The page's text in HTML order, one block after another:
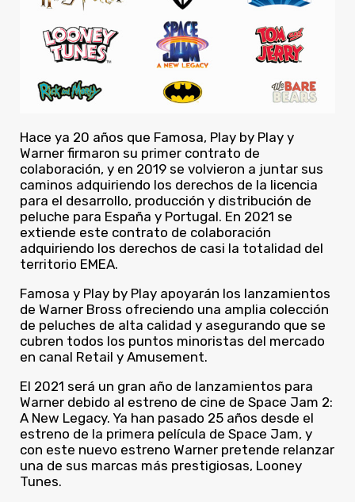
Hace ya 20 años que Famosa, Play by Play y
Warner firmaron su primer contrato de
colaboración, y en 2019 se volvieron a juntar sus
caminos adquiriendo los derechos de la licencia
para el desarrollo, producción y distribución de
peluche para España y Portugal. En 2021 se
extiende este contrato de colaboración
adquiriendo los derechos de casi la totalidad del
territorio EMEA.
Famosa y Play by Play apoyarán los lanzamientos
de Warner Bross ofreciendo una amplia colección
de peluches de alta calidad y asegurando que se
cubren todos los puntos minoristas del mercado
en canal Retail y Amusement.
El 2021 será un gran año de lanzamientos para
Warner debido al estreno de cine de Space Jam 2:
A New Legacy. Ya han pasado 25 años desde el
estreno de la primera película de Space Jam, y
con este nuevo estreno Warner pretende relanzar
una de sus marcas más prestigiosas, Looney
Tunes.